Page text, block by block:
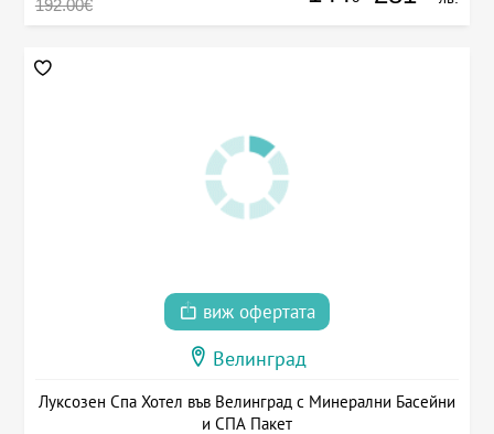
192.00€
виж офертата
Велинград
Луксозен Спа Хотел във Велинград с Минерални Басейни
и СПА Пакет